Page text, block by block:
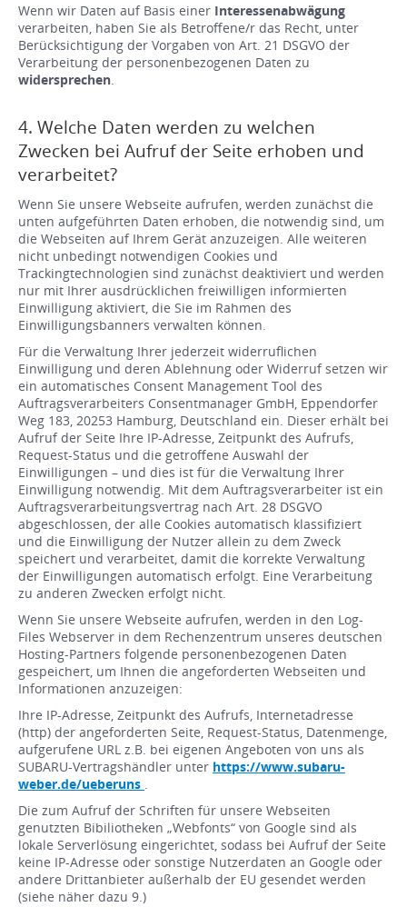
Wenn wir Daten auf Basis einer Interessenabwägung
verarbeiten, haben Sie als Betroffene/r das Recht, unter
Berücksichtigung der Vorgaben von Art. 21 DSGVO der
Verarbeitung der personenbezogenen Daten zu
widersprechen
4. Welche Daten werden zu welchen
Zwecken bei Aufruf der Seite erhoben und
verarbeitet?
Wenn Sie unsere Webseite aufrufen, werden zunächst die
unten aufgeführten Daten erhoben, die notwendig sind, um
die Webseiten auf Ihrem Gerät anzuzeigen. Alle weiteren
nicht unbedingt notwendigen Cookies und
Trackingtechnologien sind zunächst deaktiviert und werden
nur mit Ihrer ausdrücklichen freiwilligen informierten
Einwilligung aktiviert, die Sie im Rahmen des
Einwilligungsbanners verwalten können.
Für die Verwaltung Ihrer jederzeit widerruflichen
Einwilligung und deren Ablehnung oder Widerruf setzen wir
ein automatisches Consent Management Tool des
Auftragsverarbeiters Consentmanager GmbH, Eppendorfer
Weg 183, 20253 Hamburg, Deutschland ein. Dieser erhält bei
Aufruf der Seite Ihre IP-Adresse, Zeitpunkt des Aufrufs,
Request-Status und die getroffene Auswahl der
Einwilligungen – und dies ist für die Verwaltung Ihrer
Einwilligung notwendig. Mit dem Auftragsverarbeiter ist ein
Auftragsverarbeitungsvertrag nach Art. 28 DSGVO
abgeschlossen, der alle Cookies automatisch klassifiziert
und die Einwilligung der Nutzer allein zu dem Zweck
speichert und verarbeitet, damit die korrekte Verwaltung
der Einwilligungen automatisch erfolgt. Eine Verarbeitung
zu anderen Zwecken erfolgt nicht.
Wenn Sie unsere Webseite aufrufen, werden in den Log-
Files Webserver in dem Rechenzentrum unseres deutschen
Hosting-Partners folgende personenbezogenen Daten
gespeichert, um Ihnen die angeforderten Webseiten und
Informationen anzuzeigen:
Ihre IP-Adresse, Zeitpunkt des Aufrufs, Internetadresse
(http) der angeforderten Seite, Request-Status, Datenmenge,
aufgerufene URL z.B. bei eigenen Angeboten von uns als
SUBARU-Vertragshändler unter https://www.subaru-
weber.de/ueberuns
Die zum Aufruf der Schriften für unsere Webseiten
genutzten Bibiliotheken „Webfonts“ von Google sind als
lokale Serverlösung eingerichtet, sodass bei Aufruf der Seite
keine IP-Adresse oder sonstige Nutzerdaten an Google oder
andere Drittanbieter außerhalb der EU gesendet werden
(siehe näher dazu 9.)